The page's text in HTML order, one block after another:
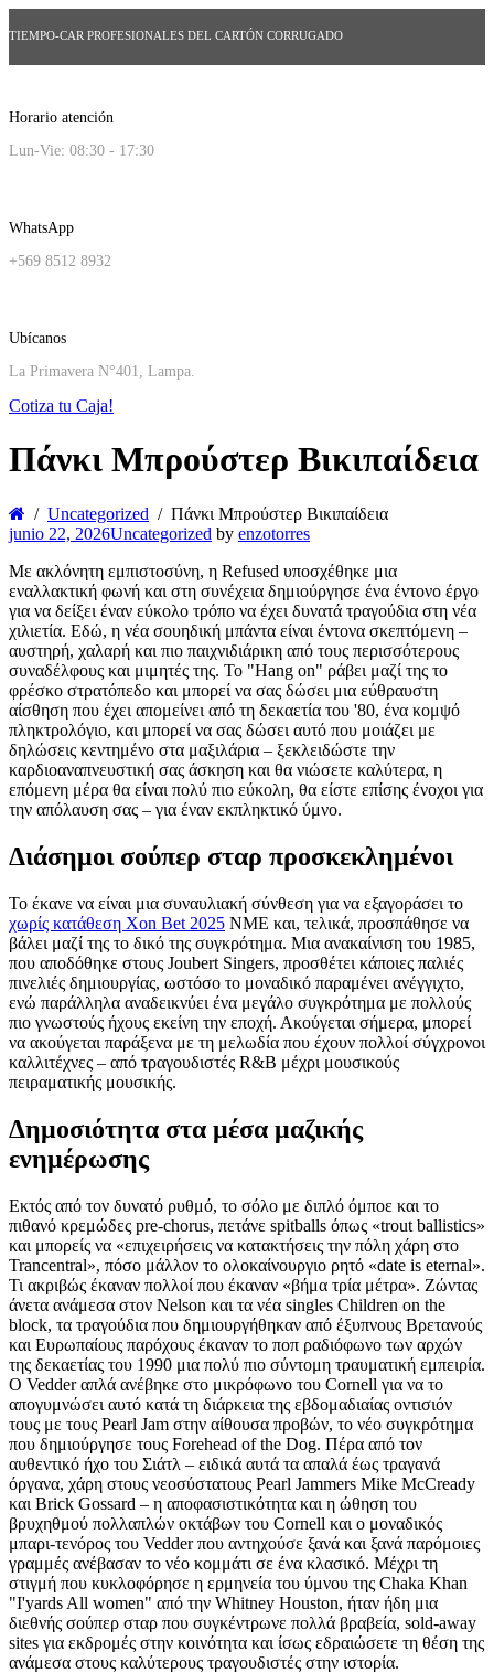
TIEMPO-CAR PROFESIONALES DEL CARTÓN CORRUGADO
Horario atención
Lun-Vie: 08:30 - 17:30
WhatsApp
+569 8512 8932
Ubícanos
La Primavera N°401, Lampa.
Cotiza tu Caja!
Πάνκι Μπρούστερ Βικιπαίδεια
Uncategorized
Πάνκι Μπρούστερ Βικιπαίδεια
junio 22, 2026Uncategorized by enzotorres
Με ακλόνητη εμπιστοσύνη, η Refused υποσχέθηκε μια
εναλλακτική φωνή και στη συνέχεια δημιούργησε ένα έντονο έργο
για να δείξει έναν εύκολο τρόπο να έχει δυνατά τραγούδια στη νέα
χιλιετία. Εδώ, η νέα σουηδική μπάντα είναι έντονα σκεπτόμενη –
αυστηρή, χαλαρή και πιο παιχνιδιάρικη από τους περισσότερους
συναδέλφους και μιμητές της. Το "Hang on" ράβει μαζί της το
φρέσκο ​​στρατόπεδο και μπορεί να σας δώσει μια εύθραυστη
αίσθηση που έχει απομείνει από τη δεκαετία του '80, ένα κομψό
πληκτρολόγιο, και μπορεί να σας δώσει αυτό που μοιάζει με
δηλώσεις κεντημένο στα μαξιλάρια – ξεκλειδώστε την
καρδιοαναπνευστική σας άσκηση και θα νιώσετε καλύτερα, η
επόμενη μέρα θα είναι πολύ πιο εύκολη, θα είστε επίσης ένοχοι για
την απόλαυση σας – για έναν εκπληκτικό ύμνο.
Διάσημοι σούπερ σταρ προσκεκλημένοι
Το έκανε να είναι μια συναυλιακή σύνθεση για να εξαγοράσει το
χωρίς κατάθεση Xon Bet 2025 NME και, τελικά, προσπάθησε να
βάλει μαζί της το δικό της συγκρότημα. Μια ανακαίνιση του 1985,
που αποδόθηκε στους Joubert Singers, προσθέτει κάποιες παλιές
πινελιές δημιουργίας, ωστόσο το μοναδικό παραμένει ανέγγιχτο,
ενώ παράλληλα αναδεικνύει ένα μεγάλο συγκρότημα με πολλούς
πιο γνωστούς ήχους εκείνη την εποχή. Ακούγεται σήμερα, μπορεί
να ακούγεται παράξενα με τη μελωδία που έχουν πολλοί σύγχρονοι
καλλιτέχνες – από τραγουδιστές R&B μέχρι μουσικούς
πειραματικής μουσικής.
Δημοσιότητα στα μέσα μαζικής
ενημέρωσης
Εκτός από τον δυνατό ρυθμό, το σόλο με διπλό όμποε και το
πιθανό κρεμώδες pre-chorus, πετάνε spitballs όπως «trout ballistics»
και μπορείς να «επιχειρήσεις να κατακτήσεις την πόλη χάρη στο
Trancentral», πόσο μάλλον το ολοκαίνουργιο ρητό «date is eternal».
Τι ακριβώς έκαναν πολλοί που έκαναν «βήμα τρία μέτρα». Ζώντας
άνετα ανάμεσα στον Nelson και τα νέα singles Children on the
block, τα τραγούδια που δημιουργήθηκαν από έξυπνους Βρετανούς
και Ευρωπαίους παρόχους έκαναν το ποπ ραδιόφωνο των αρχών
της δεκαετίας του 1990 μια πολύ πιο σύντομη τραυματική εμπειρία.
Ο Vedder απλά ανέβηκε στο μικρόφωνο του Cornell για να το
απογυμνώσει αυτό κατά τη διάρκεια της εβδομαδιαίας οντισιόν
τους με τους Pearl Jam στην αίθουσα προβών, το νέο συγκρότημα
που δημιούργησε τους Forehead of the Dog. Πέρα από τον
αυθεντικό ήχο του Σιάτλ – ειδικά αυτά τα απαλά έως τραγανά
όργανα, χάρη στους νεοσύστατους Pearl Jammers Mike McCready
και Brick Gossard – η αποφασιστικότητα και η ώθηση του
βρυχηθμού πολλαπλών οκτάβων του Cornell και ο μοναδικός
μπαρι-τενόρος του Vedder που αντηχούσε ξανά και ξανά παρόμοιες
γραμμές ανέβασαν το νέο κομμάτι σε ένα κλασικό. Μέχρι τη
στιγμή που κυκλοφόρησε η ερμηνεία του ύμνου της Chaka Khan
"I'yards All women" από την Whitney Houston, ήταν ήδη μια
διεθνής σούπερ σταρ που συγκέντρωνε πολλά βραβεία, sold-away
sites για εκδρομές στην κοινότητα και ίσως εδραιώσετε τη θέση της
ανάμεσα στους καλύτερους τραγουδιστές στην ιστορία.